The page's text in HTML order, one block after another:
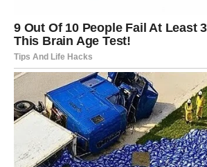
Recept za domaće
šipka (5 litara)
Potrebni sastojci: